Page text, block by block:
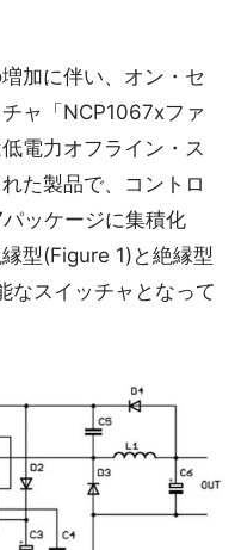
加に伴い、オン・セ
ャ「NCP1067xファ
電力オフライン・ス
た製品で、コントロ
ッケージに集積化
型(Figure 1)と絶縁型
なスイッチャとなって